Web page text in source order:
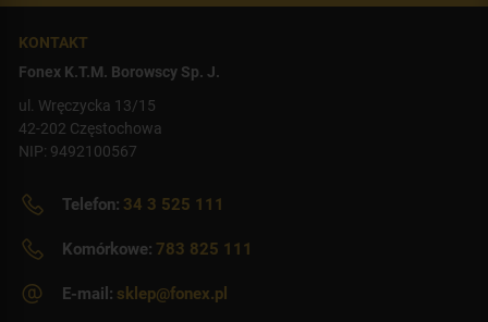
KONTAKT
Fonex K.T.M. Borowscy Sp. J.
ul. Wręczycka 13/15
42-202 Częstochowa
NIP: 9492100567
Telefon: 34 3 525 111
Komórkowe: 783 825 111
E-mail: sklep@fonex.pl